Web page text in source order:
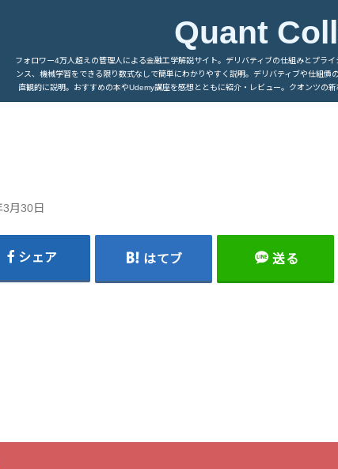
Quant
フォロワー4万人超えの管理人による金融工学解説サイト。デリバティブの仕組みとプラ
ンス、機械学習をできる限り数式なしで簡単にわかりやすく説明。デリバティブや仕組
直観的に説明。おすすめの本やUdemy講座を感想とともに紹介・レビュー。クオンツの
月30日
シェア はてブ 送る